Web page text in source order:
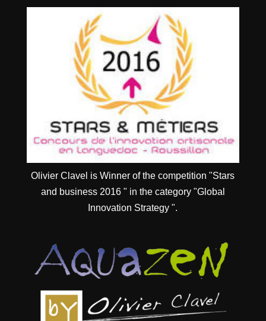
Olivier Clavel is Winner of the competition "Stars
and business 2016 " in the category "Global
Innovation Strategy ".